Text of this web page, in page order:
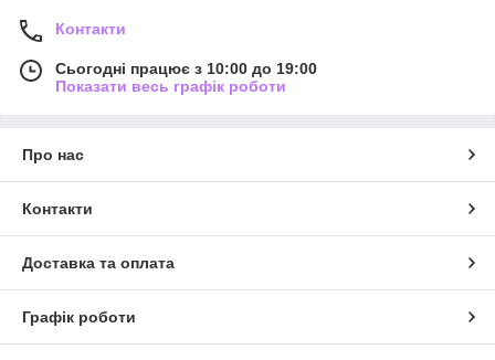
Контакти
Сьогодні працює з 10:00 до 19:00
Показати весь графік роботи
Про нас
Контакти
Доставка та оплата
Графік роботи